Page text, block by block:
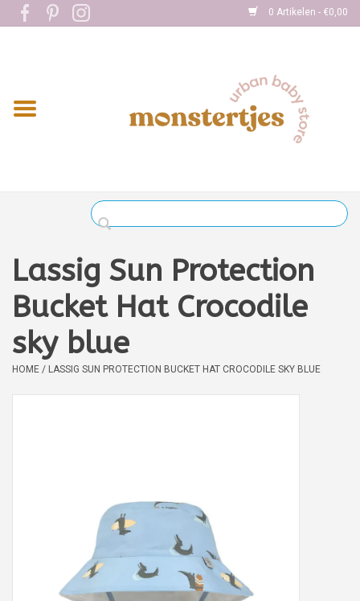
0 Artikelen - €0,00
Home
Kleding
Verzorging
Boekjes
Lassig Sun Protection
Bucket Hat Crocodile
sky blue
HOME / LASSIG SUN PROTECTION BUCKET HAT CROCODILE SKY BLUE